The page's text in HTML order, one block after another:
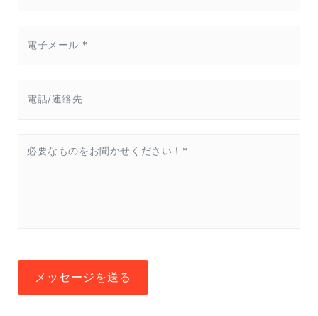
メッセージを送る